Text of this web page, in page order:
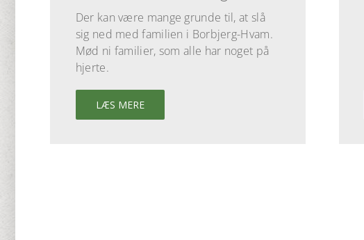
Der kan være mange grunde til, at slå
sig ned med familien i Borbjerg-Hvam.
Mød ni familier, som alle har noget på
hjerte.
LÆS MERE